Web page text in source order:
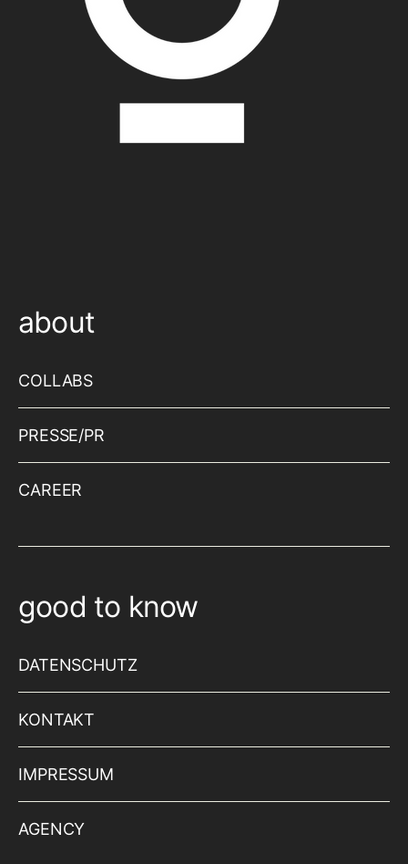
about
COLLABS
PRESSE/PR
CAREER
good to know
DATENSCHUTZ
KONTAKT
IMPRESSUM
AGENCY